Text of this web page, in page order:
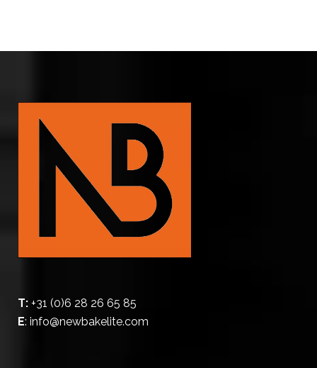
T: +31 (0)6 28 26 65 85
E: info@newbakelite.com